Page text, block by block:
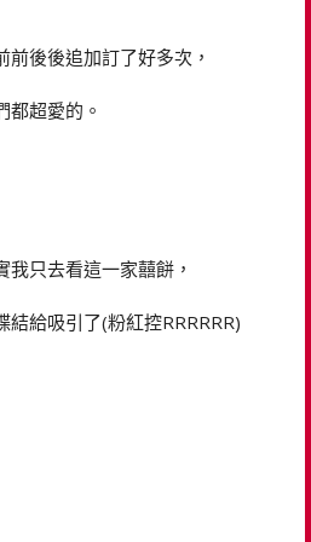
後後追加訂了好多次，
都超愛的。
只去看這一家囍餅，
給吸引了(粉紅控RRRRRR)